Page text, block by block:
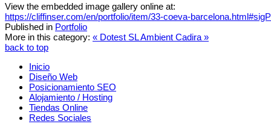
View the embedded image gallery online at:
https://cliffinser.com/en/portfolio/item/33-coeva-
Published in Portfolio
More in this category: « Dotest SLAmbient Cadira »
back to top
Inicio
Diseño Web
Posicionamiento SEO
Alojamiento / Hosting
Tiendas Online
Redes Sociales